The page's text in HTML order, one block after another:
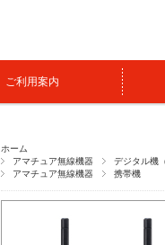
ご利用案内
ホーム
アマチュア無線機器
デジタル機
アマチュア無線機器
携帯機